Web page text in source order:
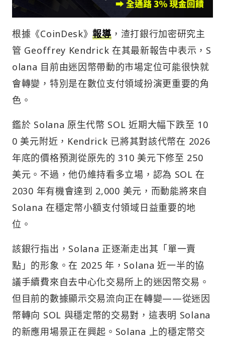
根據《CoinDesk》報導，渣打銀行加密研究主
管 Geoffrey Kendrick 在其最新報告中表示，S
olana 目前由迷因幣帶動的市場定位可能很快就
會轉變，特別是在數位支付領域扮演更重要的角
色。
鑑於 Solana 原生代幣 SOL 近期大幅下跌至 10
0 美元附近，Kendrick 已將其對該代幣在 2026
年底的價格預測從原先的 310 美元下修至 250
美元。不過，他仍維持看多立場，認為 SOL 在
2030 年有機會達到 2,000 美元，而動能將來自
Solana 在穩定幣小額支付領域日益重要的地
位。
該銀行指出，Solana 正逐漸走出其「單一賣
點」的形象。在 2025 年，Solana 近一半的協
議手續費來自去中心化交易所上的迷因幣交易。
但目前的數據顯示交易流向正在轉變——從迷因
幣轉向 SOL 與穩定幣的交易對，這表明 Solana
的新應用場景正在興起。Solana 上的穩定幣交